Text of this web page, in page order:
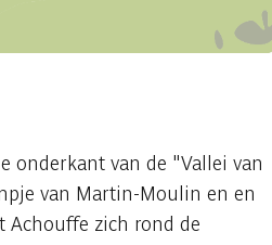
onderkant van de "Vallei van
van Martin-Moulin en en
Achouffe zich rond de